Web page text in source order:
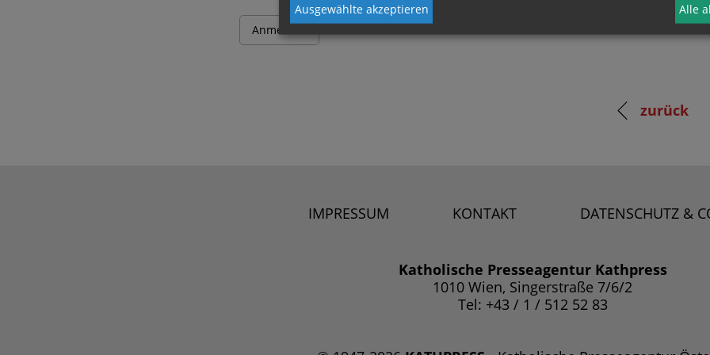
zurück
IMPRESSUM KONTAKT DATENSCHUTZ &
Katholische Presseagentur Kathpress
1010 Wien, Singerstraße 7/6/2
Tel: +43 / 1 / 512 52 83
Ausgewählte akzeptieren Alle